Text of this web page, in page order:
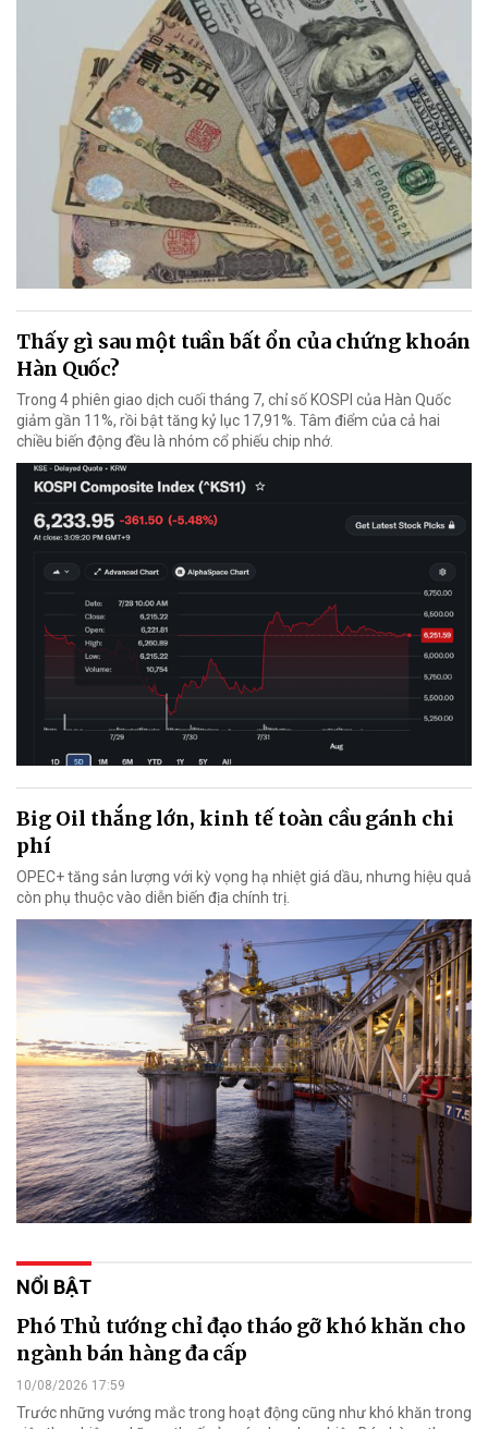
Thấy gì sau một tuần bất ổn của chứng khoán
Hàn Quốc?
Trong 4 phiên giao dịch cuối tháng 7, chỉ số KOSPI của Hàn Quốc
giảm gần 11%, rồi bật tăng kỷ lục 17,91%. Tâm điểm của cả hai
chiều biến động đều là nhóm cổ phiếu chip nhớ.
Big Oil thắng lớn, kinh tế toàn cầu gánh chi
phí
OPEC+ tăng sản lượng với kỳ vọng hạ nhiệt giá dầu, nhưng hiệu quả
còn phụ thuộc vào diễn biến địa chính trị.
NỔI BẬT
Phó Thủ tướng chỉ đạo tháo gỡ khó khăn cho
ngành bán hàng đa cấp
10/08/2026 17:59
Trước những vướng mắc trong hoạt động cũng như khó khăn trong